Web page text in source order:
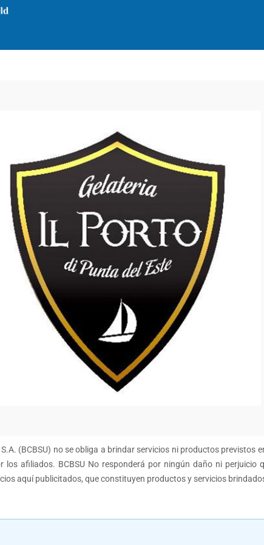
(BCBSU) no se obliga a brindar servicios ni productos
los afiliados. BCBSU No responderá por ningún daño ni
aquí publicitados, que constituyen productos y servicios